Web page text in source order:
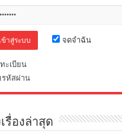
จดจำฉัน
ะเบียน
หัสผ่าน
รื่องล่าสุด